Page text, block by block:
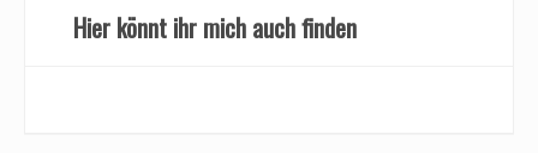
Hier könnt ihr mich auch finden